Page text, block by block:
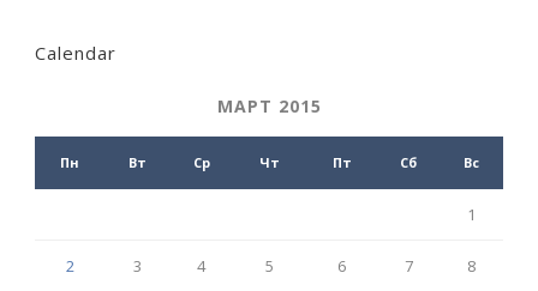
Calendar
МАРТ 2015
Пн Вт Ср Чт Пт Сб Вс
1
2 3 4 5 6 7 8